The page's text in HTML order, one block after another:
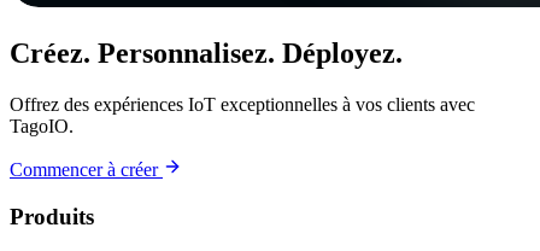
Créez. Personnalisez. Déployez.
Offrez des expériences IoT exceptionnelles à vos clients avec
TagoIO.
Commencer à créer
Produits